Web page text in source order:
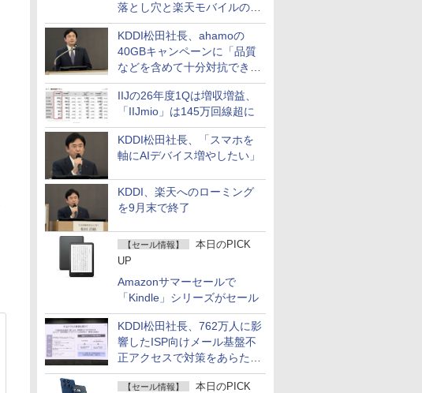
落とし穴と楽天モバイルの課
題
KDDI松田社長、ahamoの
40GBキャンペーンに「品質
などを含めて十分対抗でき
る」
IIJの26年度1Qは増収増益、
「IIJmio」は145万回線超に
KDDI松田社長、「スマホを
軸にAIデバイス増やしたい」
KDDI、楽天へのローミング
を9月末で終了
【セール情報】
本日のPICK
UP
Amazonサマーセールで
「Kindle」シリーズがセール
KDDI松田社長、762万人に影
響したISP向けメール基盤不
正アクセスで対策をあらため
て説明
【セール情報】
本日のPICK